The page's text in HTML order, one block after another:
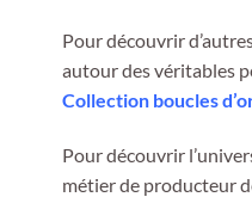
Pour découvrir
autour des véritables
Collection boucles
Pour découvrir
métier de producteur